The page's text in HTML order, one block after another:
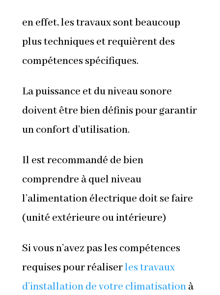
en effet, les travaux sont beaucoup
plus techniques et requièrent des
compétences spécifiques.
La puissance et du niveau sonore
doivent être bien définis pour garantir
un confort d’utilisation.
Il est recommandé de bien
comprendre à quel niveau
l’alimentation électrique doit se faire
(unité extérieure ou intérieure)
Si vous n’avez pas les compétences
requises pour réaliserles travaux
d’installation de votre climatisationà